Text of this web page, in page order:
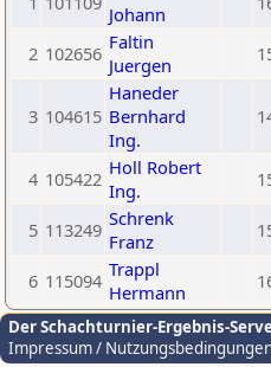
Johann
2 102656 Faltin
Juergen
3 104615
Haneder
Bernhard
Ing.
4 105422 Holl Robert
Ing.
5 113249 Schrenk
Franz
6 115094 Trappl
Hermann
Der Schachturnier-Ergebnis-
Impressum /